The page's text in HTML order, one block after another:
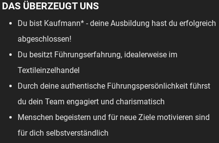
DAS ÜBERZEUGT UNS
Du bist Kaufmann* - deine Ausbildung hast du erfolgreich
abgeschlossen!
Du besitzt Führungserfahrung, idealerweise im
Textileinzelhandel
Durch deine authentische Führungspersönlichkeit führst
du dein Team engagiert und charismatisch
Menschen begeistern und für neue Ziele motivieren sind
für dich selbstverständlich